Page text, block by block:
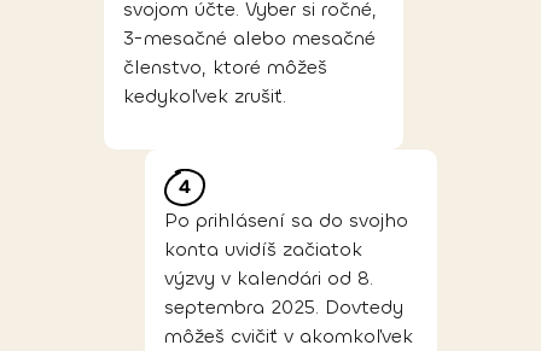
svojom účte. Vyber si ročné,
3-mesačné alebo mesačné
členstvo, ktoré môžeš
kedykoľvek zrušiť.
Po prihlásení sa do svojho
konta uvidíš začiatok
výzvy v kalendári od 8.
septembra 2025. Dovtedy
môžeš cvičiť v akomkoľvek